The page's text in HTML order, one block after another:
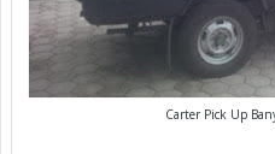
Carter Pick Up